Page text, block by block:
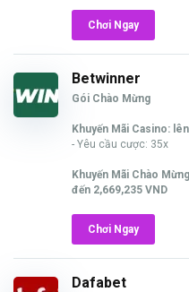
Chơi Ngay
Betwinner
Gói Chào Mừng
Khuyến Mãi Casino:
- Yêu cầu cược: 35x
Khuyến Mãi Chào
đến 2,669,235 VND
Chơi Ngay
Dafabet